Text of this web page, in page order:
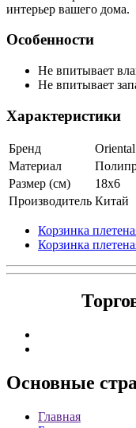
интерьер вашего дома.
Особенности
Не впитывает
Не впитывает
Характеристики
Бренд
Материал
Размер (см)
18х6
Производитель Китай
Корзинка
Корзинка
Основные
Главная